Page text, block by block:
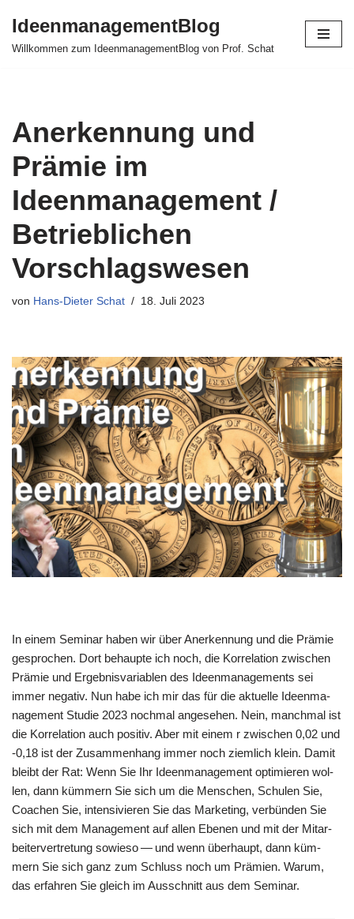
Zum
IdeenmanagementBlog
Willkommen zum IdeenmanagementBlog von Prof. Schat
Anerkennung und
Prämie im
Ideenmanagement /​
Betrieblichen
Vorschlagswesen
von Hans-Dieter Schat 18. Juli 2023
In einem Semi­nar haben wir über Aner­ken­nung und die Prä­mie
gespro­chen. Dort behaup­te ich noch, die Kor­re­la­ti­on zwi­schen
Prä­mie und Ergeb­nis­va­ria­blen des Ideen­ma­nage­ments sei
immer nega­tiv. Nun habe ich mir das für die aktu­el­le Ideen­ma­
nage­ment Stu­die 2023 noch­mal ange­se­hen. Nein, manch­mal ist
die Kor­re­la­ti­on auch posi­tiv. Aber mit einem r zwi­schen 0,02 und
‑0,18 ist der Zusam­men­hang immer noch ziem­lich klein. Damit
bleibt der Rat: Wenn Sie Ihr Ideen­ma­nage­ment opti­mie­ren wol­
len, dann küm­mern Sie sich um die Men­schen, Schu­len Sie,
Coa­chen Sie, inten­si­vie­ren Sie das Mar­ke­ting, ver­bün­den Sie
sich mit dem Manage­ment auf allen Ebe­nen und mit der Mit­ar­
bei­ter­ver­tre­tung sowie­so — und wenn über­haupt, dann küm­
mern Sie sich ganz zum Schluss noch um Prä­mi­en. War­um,
das erfah­ren Sie gleich im Aus­schnitt aus dem Seminar.